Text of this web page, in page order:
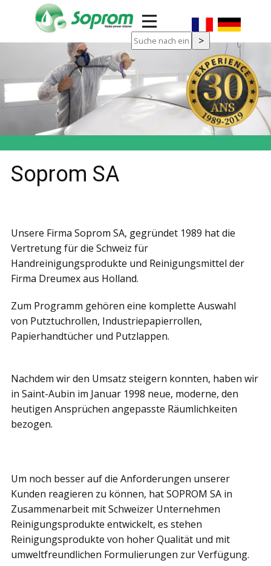
Maske
Soprom SA
Unsere Firma Soprom SA, gegründet 1989 hat die
Vertretung für die Schweiz für
Handreinigungsprodukte und Reinigungsmittel der
Firma Dreumex aus Holland.
Zum Programm gehören eine komplette Auswahl
von Putztuchrollen, Industriepapierrollen,
Papierhandtücher und Putzlappen.
Nachdem wir den Umsatz steigern konnten, haben wir
in Saint-Aubin im Januar 1998 neue, moderne, den
heutigen Ansprüchen angepasste Räumlichkeiten
bezogen.
Um noch besser auf die Anforderungen unserer
Kunden reagieren zu können, hat SOPROM SA in
Zusammenarbeit mit Schweizer Unternehmen
Reinigungsprodukte entwickelt, es stehen
Reinigungsprodukte von hoher Qualität und mit
umweltfreundlichen Formulierungen zur Verfügung.